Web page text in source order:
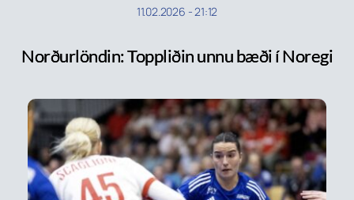
11.02.2026 -21:12
Norðurlöndin: Toppliðin unnu bæði í Noregi